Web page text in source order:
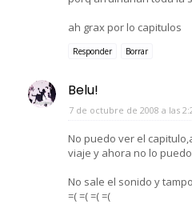
ah grax por lo capitulos
Responder Borrar
Belu!
7 de octubre de 2008 a las
No puedo ver el
viaje y ahora no lo puedo
No sale el sonido y
=( =( =( =(